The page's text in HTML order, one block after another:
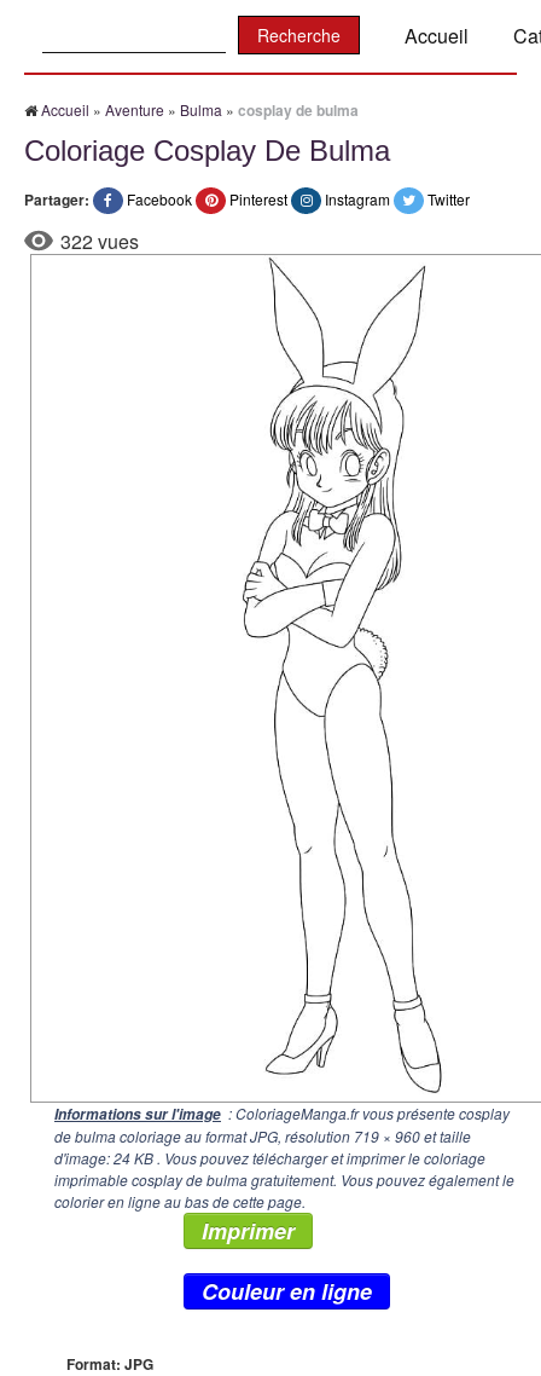
Accueil
Accueil » Aventure » Bulma » cosplay de bulma
Coloriage Cosplay De Bulma
Partager: Facebook Pinterest Instagram Twitter
322 vues
Informations sur l'image : ColoriageManga.fr vous présente cosplay
de bulma coloriage au format JPG, résolution 719 × 960et taille
d'image: 24 KB . Vous pouvez télécharger et imprimer le coloriage
imprimable cosplay de bulma gratuitement. Vous pouvez également le
colorier en ligne au bas de cette page.
Imprimer
Couleur en ligne
Format: JPG